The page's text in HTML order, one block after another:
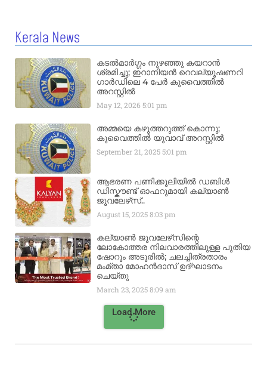
Kerala News
കടൽമാർഗ്ഗം നുഴഞ്ഞു കയറാൻ
ശ്രമിച്ചു; ഇറാനിയൻ റെവല്യൂഷണറി
ഗാർഡിലെ 4 പേർ കുവൈത്തിൽ
അറസ്റ്റിൽ
May 12, 20265:01 pm
അമ്മയെ കഴുത്തറുത്ത് കൊന്നു;
കുവൈത്തിൽ യുവാവ് അറസ്റ്റിൽ
September 21, 20255:01 pm
ആഭരണ പണിക്കൂലിയിൽ ഡബിൾ
ഡിസ്കൗണ്ട് ഓഫറുമായി കല്യാൺ
ജൂവലേഴ്‌സ്..
August 15, 20258:03 pm
കല്യാൺ ജൂവലേഴ്‌സിന്റെ
ലോകോത്തര നിലവാരത്തിലുള്ള പുതിയ
ഷോറൂം അടൂരിൽ; ചലച്ചിത്രതാരം
മംമ്താ മോഹൻദാസ് ഉദ്ഘാടനം
ചെയ്‌തു
March 23, 20258:09 am
Load More